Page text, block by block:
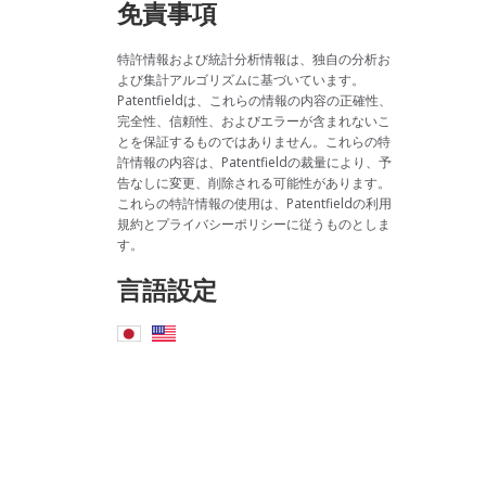
免責事項
特許情報および統計分析情報は、独自の分析お
よび集計アルゴリズムに基づいています。
Patentfieldは、これらの情報の内容の正確性、
完全性、信頼性、およびエラーが含まれないこ
とを保証するものではありません。これらの特
許情報の内容は、Patentfieldの裁量により、予
告なしに変更、削除される可能性があります。
これらの特許情報の使用は、Patentfieldの利用
規約とプライバシーポリシーに従うものとしま
す。
言語設定